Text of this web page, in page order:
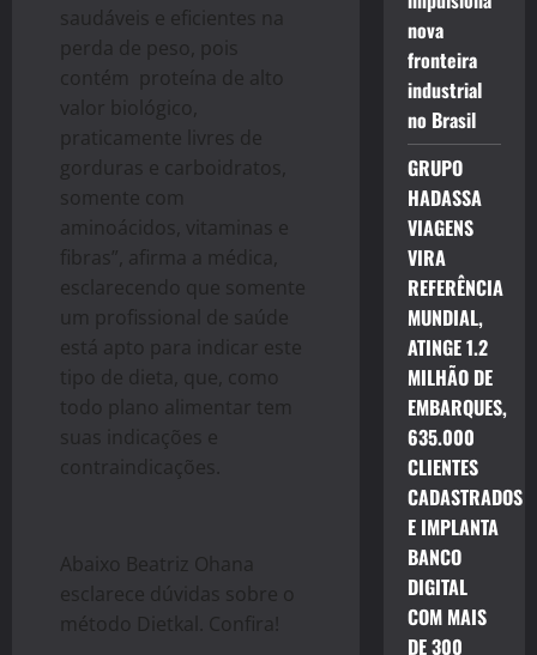
saudáveis e eficientes na
perda de peso, pois
contém proteína de alto
valor biológico,
praticamente livres de
gorduras e carboidratos,
somente com
aminoácidos, vitaminas e
fibras”, afirma a médica,
esclarecendo que somente
um profissional de saúde
está apto para indicar este
tipo de dieta, que, como
todo plano alimentar tem
suas indicações e
contraindicações.
Abaixo Beatriz Ohana
esclarece dúvidas sobre o
método Dietkal. Confira!
nova
fronteira
industrial
no Brasil
GRUPO
HADASSA
VIAGENS
VIRA
REFERÊNCIA
MUNDIAL,
ATINGE 1.2
MILHÃO DE
EMBARQUES,
635.000
CLIENTES
CADASTRADOS
E IMPLANTA
BANCO
DIGITAL
COM MAIS
DE 300